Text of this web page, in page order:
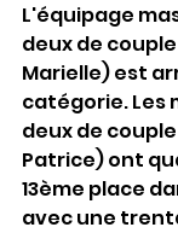
L'équipage
deux de
Marielle) est
catégorie. Les
deux de
Patrice) ont
13ème place
avec une